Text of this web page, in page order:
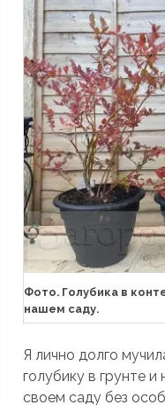
Фото. Голубика в
нашем саду.
Я лично долго
голубику в грунте и
своем саду без